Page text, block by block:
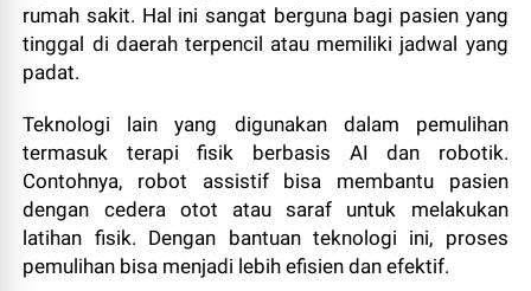
rumah sakit. Hal ini sangat berguna bagi pasien yang
tinggal di daerah terpencil atau memiliki jadwal yang
padat.
Teknologi lain yang digunakan dalam pemulihan
termasuk terapi fisik berbasis AI dan robotik.
Contohnya, robot assistif bisa membantu pasien
dengan cedera otot atau saraf untuk melakukan
latihan fisik. Dengan bantuan teknologi ini, proses
pemulihan bisa menjadi lebih efisien dan efektif.